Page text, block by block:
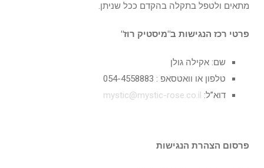
מתאים ולטפל בתקלה בהקדם ככל שניתן.
פרטי רכז הנגישות ב"מיסטיק רוז"
שם: אקילה גולן
טלפון או וואטסאפ : 054-4558883
דוא”ל: mystic@mystic-rose.co.il
פרסום הצהרת הנגישות